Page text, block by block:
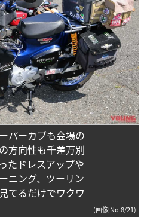
パーカブも会場の
方向性も千差万別
たドレスアップや
ニング、ツーリン
てるだけでワクワ
(画像 No.8/21)